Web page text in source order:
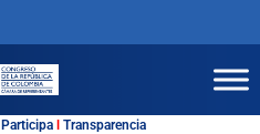
Participal Transparencia